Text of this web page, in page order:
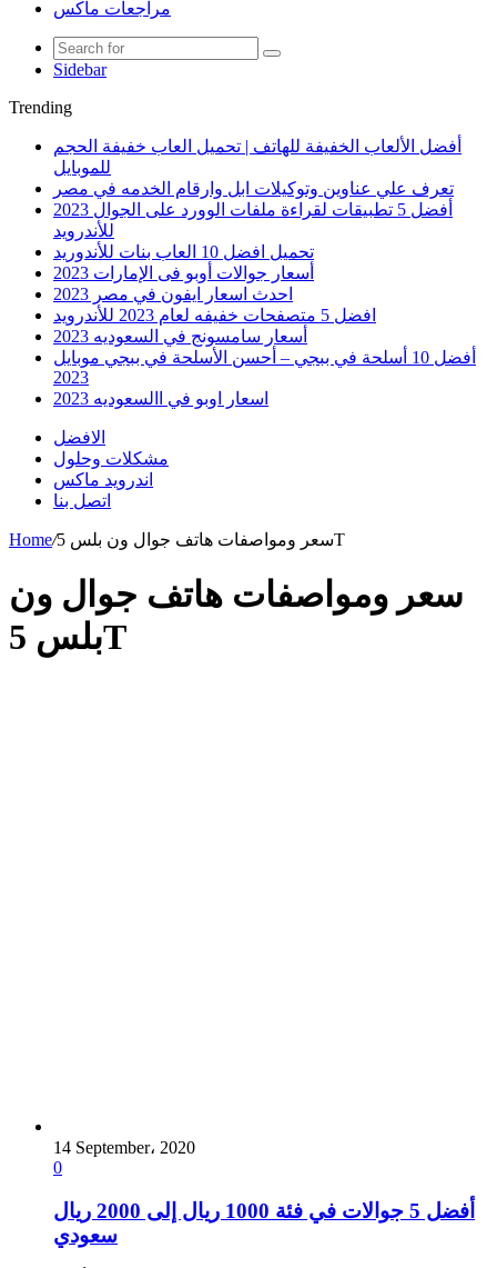
مراجعات ماكس
Sidebar
Trending
أفضل الألعاب الخفيفة للهاتف | تحميل العاب خفيفة الحجم
للموبايل
تعرف علي عناوين وتوكيلات ابل وارقام الخدمه في مصر
أفضل 5 تطبيقات لقراءة ملفات الوورد على الجوال 2023
للأندرويد
تحميل افضل 10 العاب بنات للأندوريد
أسعار جوالات أوبو فى الإمارات 2023
احدث اسعار ايفون في مصر 2023
افضل 5 متصفحات خفيفه لعام 2023 للأندرويد
أسعار سامسونج في السعوديه 2023
أفضل 10 أسلحة في ببجي – أحسن الأسلحة في ببجي موبايل
2023
اسعار اوبو في االسعوديه 2023
الافضل
مشكلات وحلول
اندرويد ماكس
اتصل بنا
Home/ سعر ومواصفات هاتف جوال ون بلس 5T
سعر ومواصفات هاتف جوال ون
بلس 5T
14 September، 2020
0
أفضل 5 جوالات في فئة 1000 ريال إلى 2000 ريال
سعودي